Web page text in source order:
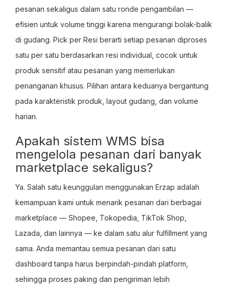
pesanan sekaligus dalam satu ronde pengambilan —
efisien untuk volume tinggi karena mengurangi bolak-balik
di gudang. Pick per Resi berarti setiap pesanan diproses
satu per satu berdasarkan resi individual, cocok untuk
produk sensitif atau pesanan yang memerlukan
penanganan khusus. Pilihan antara keduanya bergantung
pada karakteristik produk, layout gudang, dan volume
harian.
Apakah sistem WMS bisa
mengelola pesanan dari banyak
marketplace sekaligus?
Ya. Salah satu keunggulan menggunakan Erzap adalah
kemampuan kami untuk menarik pesanan dari berbagai
marketplace — Shopee, Tokopedia, TikTok Shop,
Lazada, dan lainnya — ke dalam satu alur fulfillment yang
sama. Anda memantau semua pesanan dari satu
dashboard tanpa harus berpindah-pindah platform,
sehingga proses paking dan pengiriman lebih